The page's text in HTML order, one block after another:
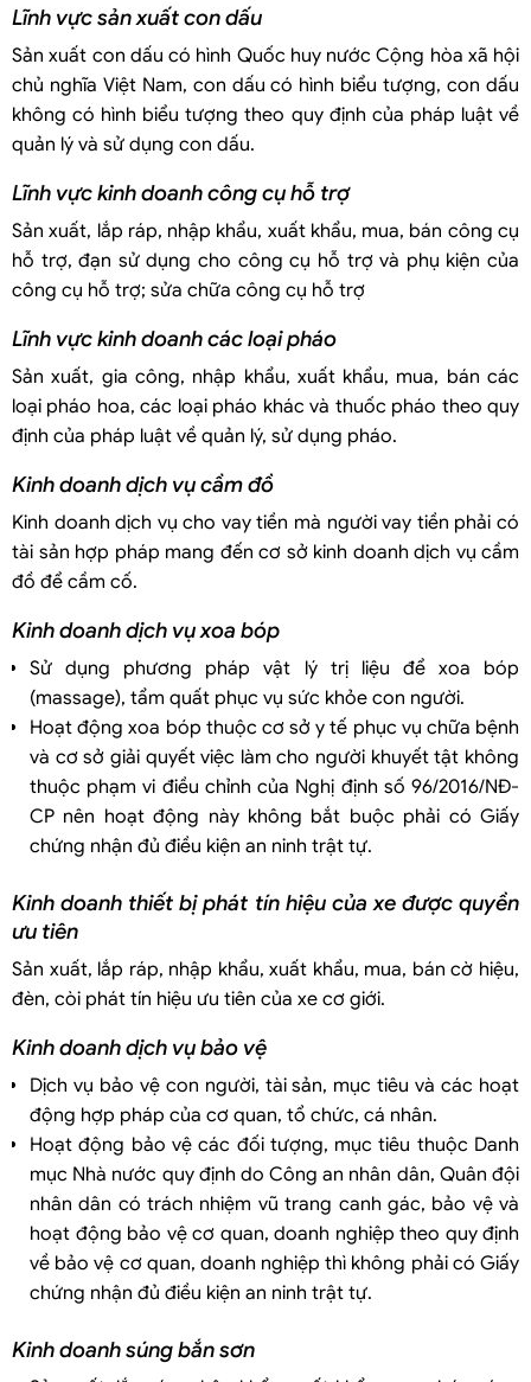
Lĩnh vực sản xuất con dấu
Sản xuất con dấu có hình Quốc huy nước Cộng hòa xã hội
chủ nghĩa Việt Nam, con dấu có hình biểu tượng, con dấu
không có hình biểu tượng theo quy định của pháp luật về
quản lý và sử dụng con dấu.
Lĩnh vực kinh doanh công cụ hỗ trợ
Sản xuất, lắp ráp, nhập khẩu, xuất khẩu, mua, bán công cụ
hỗ trợ, đạn sử dụng cho công cụ hỗ trợ và phụ kiện của
công cụ hỗ trợ; sửa chữa công cụ hỗ trợ
Lĩnh vực kinh doanh các loại pháo
Sản xuất, gia công, nhập khẩu, xuất khẩu, mua, bán các
loại pháo hoa, các loại pháo khác và thuốc pháo theo quy
định của pháp luật về quản lý, sử dụng pháo.
Kinh doanh dịch vụ cầm đồ
Kinh doanh dịch vụ cho vay tiền mà người vay tiền phải có
tài sản hợp pháp mang đến cơ sở kinh doanh dịch vụ cầm
đồ để cầm cố.
Kinh doanh dịch vụ xoa bóp
Sử dụng phương pháp vật lý trị liệu để xoa bóp
(massage), tẩm quất phục vụ sức khỏe con người.
Hoạt động xoa bóp thuộc cơ sở y tế phục vụ chữa bệnh
và cơ sở giải quyết việc làm cho người khuyết tật không
thuộc phạm vi điều chỉnh của Nghị định số 96/2016/NĐ-
CP nên hoạt động này không bắt buộc phải có Giấy
chứng nhận đủ điều kiện an ninh trật tự.
Kinh doanh thiết bị phát tín hiệu của xe được quyền
ưu tiên
Sản xuất, lắp ráp, nhập khẩu, xuất khẩu, mua, bán cờ hiệu,
đèn, còi phát tín hiệu ưu tiên của xe cơ giới.
Kinh doanh dịch vụ bảo vệ
Dịch vụ bảo vệ con người, tài sản, mục tiêu và các hoạt
động hợp pháp của cơ quan, tổ chức, cá nhân.
Hoạt động bảo vệ các đối tượng, mục tiêu thuộc Danh
mục Nhà nước quy định do Công an nhân dân, Quân đội
nhân dân có trách nhiệm vũ trang canh gác, bảo vệ và
hoạt động bảo vệ cơ quan, doanh nghiệp theo quy định
về bảo vệ cơ quan, doanh nghiệp thì không phải có Giấy
chứng nhận đủ điều kiện an ninh trật tự.
Kinh doanh súng bắn sơn